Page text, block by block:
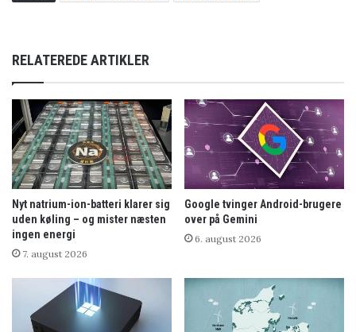
RELATEREDE ARTIKLER
Nyt natrium-ion-batteri klarer sig
uden køling – og mister næsten
ingen energi
7. august 2026
Google tvinger Android-brugere
over på Gemini
6. august 2026